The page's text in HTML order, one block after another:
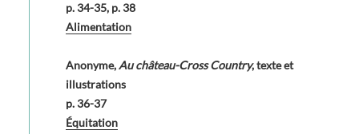
p. 34-35, p. 38
Alimentation
Anonyme,Au château-Cross Country, texte et
illustrations
p. 36-37
Équitation